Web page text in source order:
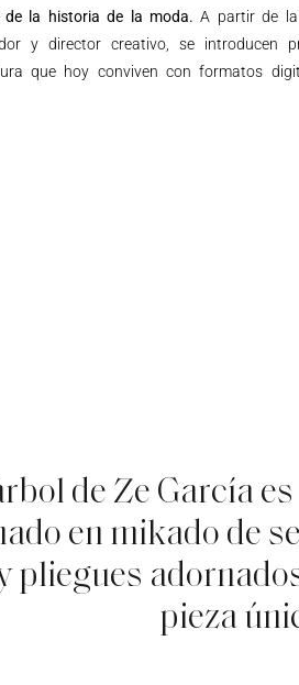
la historia de la moda. A partir de la
y director creativo, se introducen
que hoy conviven con formatos
de Ze García
en mikado de
pliegues
pieza